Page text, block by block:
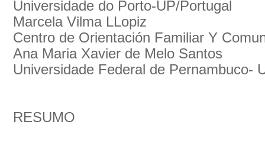
Universidade do Porto-UP/Portugal
Marcela Vilma LLopiz
Centro de Orientación Familiar Y
Ana Maria Xavier de Melo Santos
Universidade Federal de Pernambuco-
RESUMO